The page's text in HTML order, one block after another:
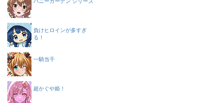
負けヒロインが多すぎ
る！
一騎当千
超かぐや姫！